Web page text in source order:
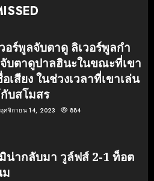
อร์พูลจับตาดู ลิเวอร์พูลกํา
บตาดูปาลฮินะในขณะที่เขา
เสียง ในช่วงเวลาที่เขาเล่น
บสโมสร
ศจิกายน 14, 2023 884
น่ากลับมา วูล์ฟส์ 2-1 ท็อต